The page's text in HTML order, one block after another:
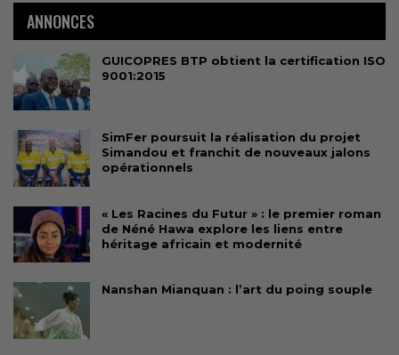
ANNONCES
GUICOPRES BTP obtient la certification ISO
9001:2015
SimFer poursuit la réalisation du projet
Simandou et franchit de nouveaux jalons
opérationnels
« Les Racines du Futur » : le premier roman
de Néné Hawa explore les liens entre
héritage africain et modernité
Nanshan Mianquan : l’art du poing souple